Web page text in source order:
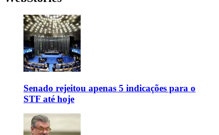
Senado rejeitou apenas 5 indicações para o
STF até hoje